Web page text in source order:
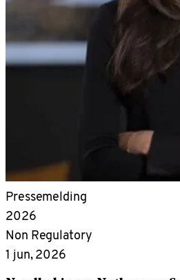
Pressemelding
2026
Non Regulatory
1 jun, 2026